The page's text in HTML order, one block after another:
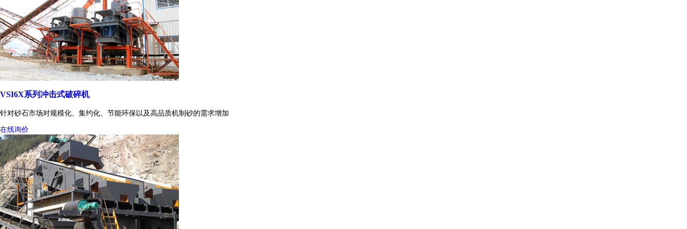
VSI6X系列冲击式破碎机
针对砂石市场对规模化、集约化、节能环保以及高品质机制砂的需求增加
在线询价